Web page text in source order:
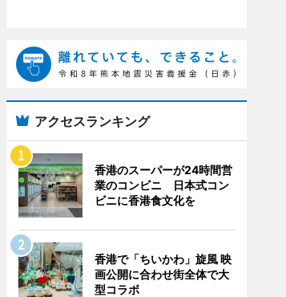
アクセスランキング
香港のスーパーが24時間営
業のコンビニ 日本式コン
ビニに香港食文化を
香港で「ちいかわ」旋風 映
画公開に合わせ街全体で大
型コラボ